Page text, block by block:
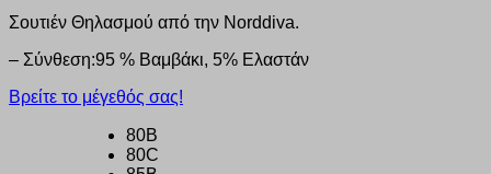
Σουτιέν Θηλασμού από την Norddiva.
– Σύνθεση:95 % Βαμβάκι, 5% Ελαστάν
Βρείτε το μέγεθός σας!
80B
80C